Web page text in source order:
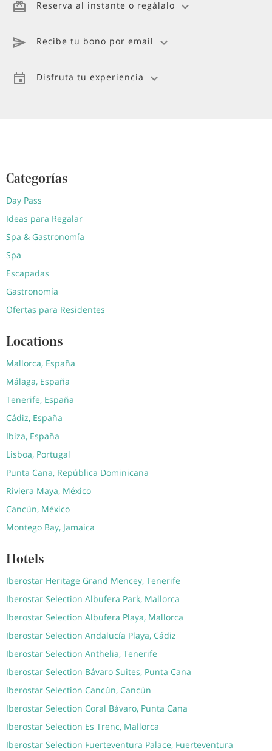
Reserva al instante o regálalo
Recibe tu bono por email
Disfruta tu experiencia
Categorías
Day Pass
Ideas para Regalar
Spa & Gastronomía
Spa
Escapadas
Gastronomía
Ofertas para Residentes
Locations
Mallorca, España
Málaga, España
Tenerife, España
Cádiz, España
Ibiza, España
Lisboa, Portugal
Punta Cana, República Dominicana
Riviera Maya, México
Cancún, México
Montego Bay, Jamaica
Hotels
Iberostar Heritage Grand Mencey, Tenerife
Iberostar Selection Albufera Park, Mallorca
Iberostar Selection Albufera Playa, Mallorca
Iberostar Selection Andalucía Playa, Cádiz
Iberostar Selection Anthelia, Tenerife
Iberostar Selection Bávaro Suites, Punta Cana
Iberostar Selection Cancún, Cancún
Iberostar Selection Coral Bávaro, Punta Cana
Iberostar Selection Es Trenc, Mallorca
Iberostar Selection Fuerteventura Palace, Fuerteventura